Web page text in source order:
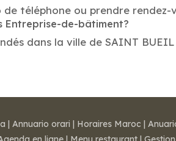
téléphone ou prendre rendez-
Entreprise-de-bâtiment?
dans la ville de SAINT
| Annuario orari | Horaires Maroc |